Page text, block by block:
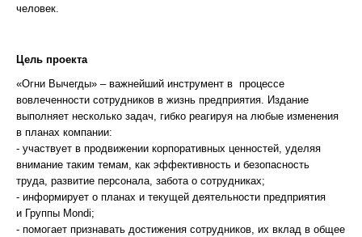
человек.
Цель проекта
«Огни Вычегды» – важнейший инструмент в процессе
вовлеченности сотрудников в жизнь предприятия. Издание
выполняет несколько задач, гибко реагируя на любые изменения
в планах компании:
- участвует в продвижении корпоративных ценностей, уделяя
внимание таким темам, как эффективность и безопасность
труда, развитие персонала, забота о сотрудниках;
- информирует о планах и текущей деятельности предприятия
и Группы Mondi;
- помогает признавать достижения сотрудников, их вклад в общее